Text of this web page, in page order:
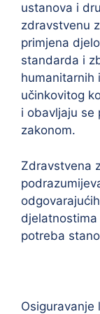
ustanova i
zdravstvenu
primjena
standarda i
humanitarnih
učinkovitog
i obavljaju se
zakonom.
Zdravstvena
djelatnostima
potreba
Osiguravanje